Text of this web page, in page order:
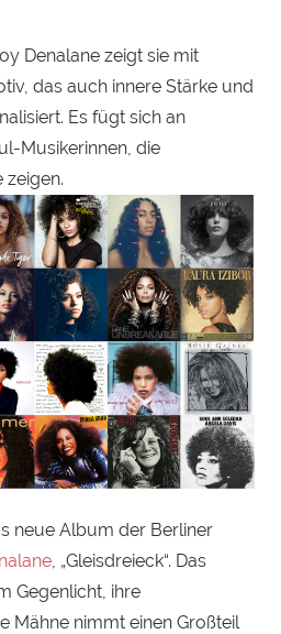
Denalane zeigt sie mit
das auch innere Stärke und
Es fügt sich an
Musikerinnen, die
zeigen.
neue Album der Berliner
, „Gleisdreieck“. Das
Gegenlicht, ihre
Mähne nimmt einen Großteil